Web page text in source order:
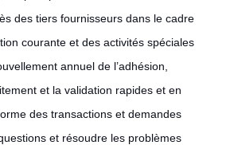
des tiers fournisseurs dans le cadre
courante et des activités spéciales
annuel de l’adhésion,
et la validation rapides et en
des transactions et demandes
et résoudre les problèmes